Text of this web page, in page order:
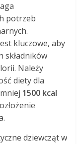
potrzeb
kluczowe, aby
składników
Należy
diety dla
1500 kcal
dziewcząt w